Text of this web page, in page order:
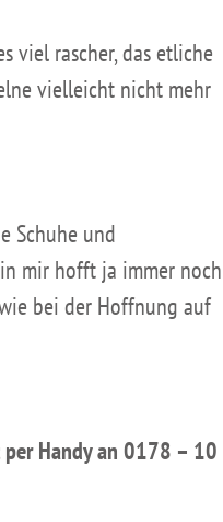
viel rascher, das etliche
vielleicht nicht mehr
Schuhe und
mir hofft ja immer noch
bei der Hoffnung auf
Handy an 0178 –